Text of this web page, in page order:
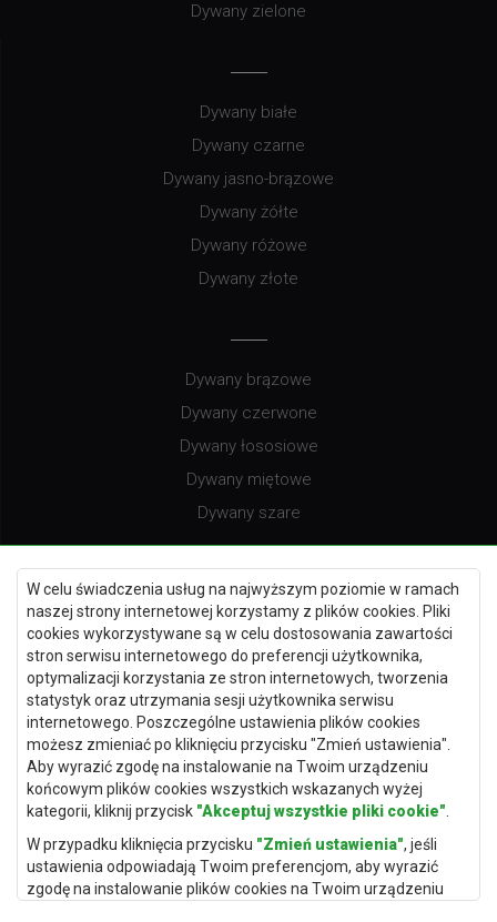
W celu świadczenia usług na najwyższym poziomie w ramach
naszej strony internetowej korzystamy z plików cookies. Pliki
cookies wykorzystywane są w celu dostosowania zawartości
stron serwisu internetowego do preferencji użytkownika,
optymalizacji korzystania ze stron internetowych, tworzenia
statystyk oraz utrzymania sesji użytkownika serwisu
internetowego. Poszczególne ustawienia plików cookies
możesz zmieniać po kliknięciu przycisku "Zmień ustawienia".
Aby wyrazić zgodę na instalowanie na Twoim urządzeniu
końcowym plików cookies wszystkich wskazanych wyżej
kategorii, kliknij przycisk "Akceptuj wszystkie pliki cookie"
W przypadku kliknięcia przycisku "Zmień ustawienia", jeśli
ustawienia odpowiadają Twoim preferencjom, aby wyrazić
zgodę na instalowanie plików cookies na Twoim urządzeniu
Dywany zielone
Dywany białe
Dywany czarne
Dywany jasno-brązowe
Dywany żółte
Dywany różowe
Dywany złote
Dywany brązowe
Dywany czerwone
Dywany łososiowe
Dywany miętowe
Dywany szare
Dywany burgundy
Dywany fioletowe
Dywany kremowe
Dywany niebieskie
Dywany terakota
Dywany Warszawa
Dywany Wrocław